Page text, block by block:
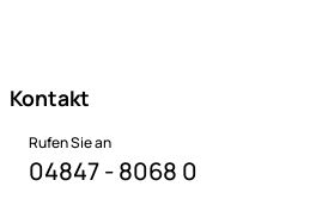
Kontakt
Rufen Sie an
04847 - 8068 0